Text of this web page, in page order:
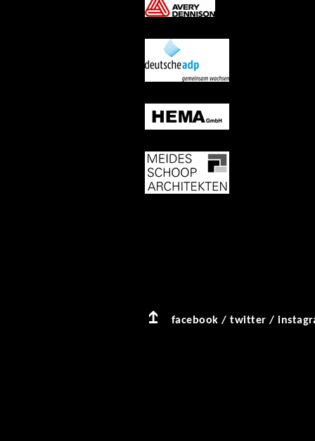
facebook /twitter /